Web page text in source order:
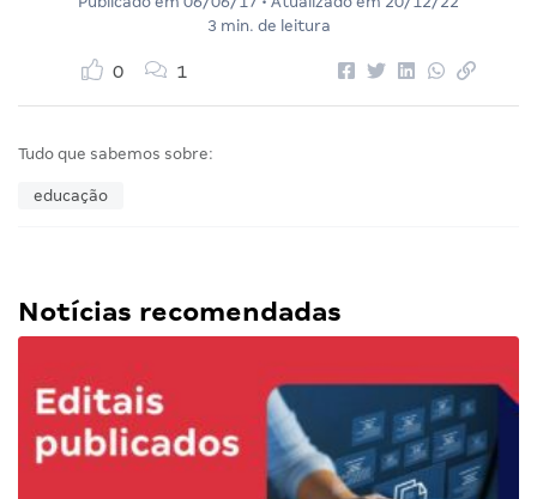
3 min. de leitura
0 1
Tudo que sabemos sobre:
educação
Notícias recomendadas